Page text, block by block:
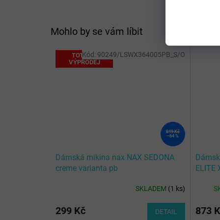
Mohlo by se vám líbit
TOTÁLNÍ
VÝPRODEJ
849 Kč
–64 %
Dámská mikina nax NAX SEDONA
creme varianta pb
SKLADEM (1 ks)
299 Kč DETAIL
Kód: 90249/LSWX364005PB_S/O
ELITE
873